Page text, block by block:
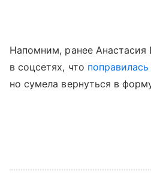
Напомним, ранее Анастасия
в соцсетях, что
но сумела вернуться в